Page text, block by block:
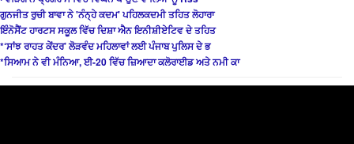
ਗੁਨਜੀਤ ਰੁਚੀ ਬਾਵਾ ਨੇ 'ਨੰਨ੍ਹੇ ਕਦਮ' ਪਹਿਲਕਦਮੀ ਤਹਿਤ ਲੋਹਾਰਾ
ਇੰਨੋਸੈਂਟ ਹਾਰਟਸ ਸਕੂਲ ਵਿੱਚ ਦਿਸ਼ਾ ਐਨ ਇਨੀਸ਼ੀਏਟਿਵ ਦੇ ਤਹਿਤ
*‘ਸਾਂਝ ਰਾਹਤ ਕੇਂਦਰ’ ਲੋੜਵੰਦ ਮਹਿਲਾਵਾਂ ਲਈ ਪੰਜਾਬ ਪੁਲਿਸ ਦੇ ਭ
*ਸਿਆਮ ਨੇ ਵੀ ਮੰਨਿਆ, ਈ-20 ਵਿੱਚ ਜ਼ਿਆਦਾ ਕਲੋਰਾਈਡ ਅਤੇ ਨਮੀ ਕਾ